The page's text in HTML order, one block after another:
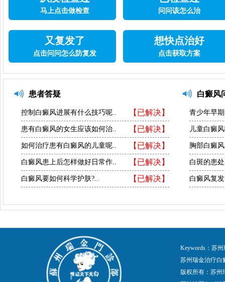
马上点击做检查 问问该怎么治
又复发了
点击问问怎么防复发
想快点治好
点击获取方案
患者答疑
【已解决】
控制白癜风进展有什么技巧呢..
【已解决】
患有白癜风的女生应该如何治..
【已解决】
如何治疗患有白癜风的儿童呢..
【已解决】
白癜风患上后怎样做好日常作..
【已解决】
白癜风要如何科学护肤?..
白癜风
青少年早
儿童白癜
胸部白癜
白斑的患
白癜风复
Keywords：苏
苏州瑞金治疗白
版权所有：苏